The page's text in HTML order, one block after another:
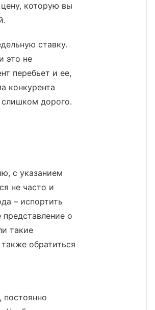
которую вы
ставку.
это не
перебьет и ее,
конкурента
слишком дорого.
с указанием
не часто и
– испортить
о
такие
обратиться
постоянно